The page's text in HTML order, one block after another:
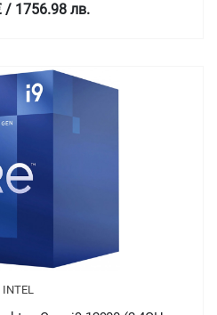
/ 1756.98 лв.
INTEL